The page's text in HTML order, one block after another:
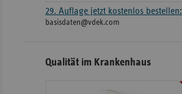
29. Auflage jetzt kostenlos bestellen:
basisdaten@vdek.com
Qualität im Krankenhaus